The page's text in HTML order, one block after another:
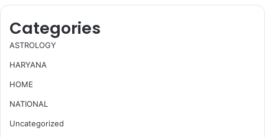
Categories
ASTROLOGY
HARYANA
HOME
NATIONAL
Uncategorized